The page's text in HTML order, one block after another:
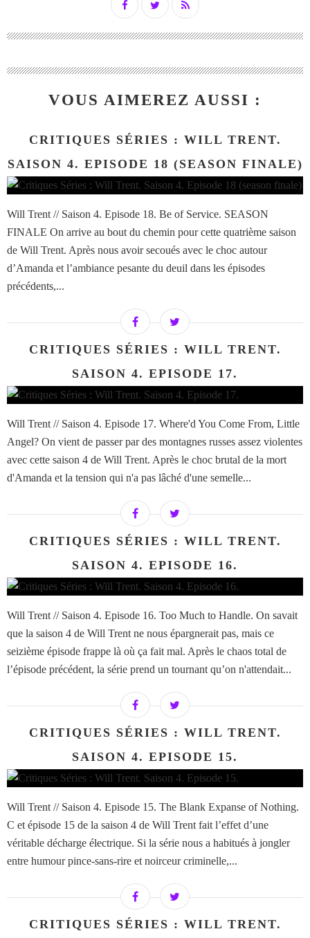
VOUS AIMEREZ AUSSI :
CRITIQUES SÉRIES : WILL TRENT.
SAISON 4. EPISODE 18 (SEASON FINALE)
Will Trent // Saison 4. Episode 18. Be of Service. SEASON
FINALE On arrive au bout du chemin pour cette quatrième saison
de Will Trent. Après nous avoir secoués avec le choc autour
d’Amanda et l’ambiance pesante du deuil dans les épisodes
précédents,...
CRITIQUES SÉRIES : WILL TRENT.
SAISON 4. EPISODE 17.
Will Trent // Saison 4. Episode 17. Where'd You Come From, Little
Angel? On vient de passer par des montagnes russes assez violentes
avec cette saison 4 de Will Trent. Après le choc brutal de la mort
d'Amanda et la tension qui n'a pas lâché d'une semelle...
CRITIQUES SÉRIES : WILL TRENT.
SAISON 4. EPISODE 16.
Will Trent // Saison 4. Episode 16. Too Much to Handle. On savait
que la saison 4 de Will Trent ne nous épargnerait pas, mais ce
seizième épisode frappe là où ça fait mal. Après le chaos total de
l’épisode précédent, la série prend un tournant qu’on n'attendait...
CRITIQUES SÉRIES : WILL TRENT.
SAISON 4. EPISODE 15.
Will Trent // Saison 4. Episode 15. The Blank Expanse of Nothing.
C et épisode 15 de la saison 4 de Will Trent fait l’effet d’une
véritable décharge électrique. Si la série nous a habitués à jongler
entre humour pince-sans-rire et noirceur criminelle,...
CRITIQUES SÉRIES : WILL TRENT.